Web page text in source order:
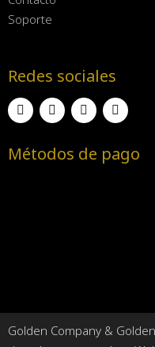
Soporte
Redes sociales
Métodos de pago
Golden Company &